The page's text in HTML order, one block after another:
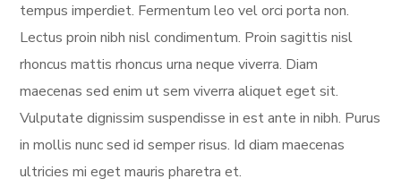
tempus imperdiet. Fermentum leo vel orci porta non.
Lectus proin nibh nisl condimentum. Proin sagittis nisl
rhoncus mattis rhoncus urna neque viverra. Diam
maecenas sed enim ut sem viverra aliquet eget sit.
Vulputate dignissim suspendisse in est ante in nibh. Purus
in mollis nunc sed id semper risus. Id diam maecenas
ultricies mi eget mauris pharetra et.